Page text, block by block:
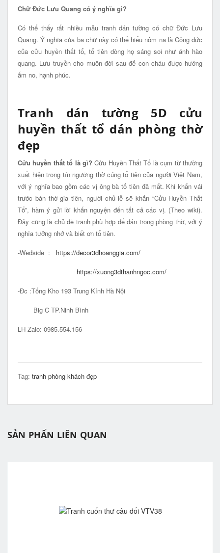
Chữ Đức Lưu Quang có ý nghĩa gì?
Có thể thấy rất nhiều mẫu tranh dán tường có chữ Đức Lưu
Quang. Ý nghĩa của ba chữ này có thể hiểu nôm na là Công đức
của cửu huyền thất tổ, tổ tiên dòng họ sáng soi như ánh hào
quang. Lưu truyền cho muôn đời sau để con cháu được hưởng
ấm no, hạnh phúc.
Tranh dán tường 5D cửu
huyền thất tổ dán phòng thờ
đẹp
Cửu huyền thất tổ là gì? Cửu Huyền Thất Tổ là cụm từ thường
xuất hiện trong tín ngưỡng thờ cúng tổ tiên của người Việt Nam,
với ý nghĩa bao gồm các vị ông bà tổ tiên đã mất. Khi khấn vái
trước bàn thờ gia tiên, người chủ lễ sẽ khấn “Cửu Huyền Thất
Tổ”, hàm ý gửi lời khấn nguyện đến tất cả các vị. (Theo wiki).
Đây cũng là chủ đề tranh phù hợp để dán trong phòng thờ, với ý
nghĩa tưởng nhớ và biết ơn tổ tiên.
-Wedside : https://decor3dhoanggia.com/
https://xuong3dthanhngoc.com/
-Đc :Tổng Kho 193 Trung Kính Hà Nội
Big C TP.Ninh Bình
LH Zalo: 0985.554.156
Tag: tranh phòng khách đẹp
SẢN PHẨN LIÊN QUAN